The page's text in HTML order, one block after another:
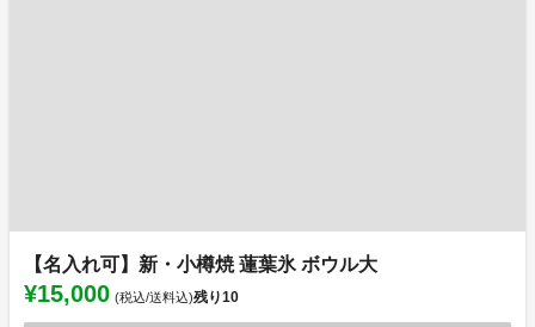
【名入れ可】新・小樽焼 蓮葉氷 ボウル大
¥15,000 (税込/送料込)残り10